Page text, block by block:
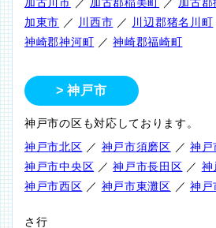
加東市 ／ 川西市 ／ 川辺郡猪名川町
神崎郡神河町 ／神崎郡福崎町
神戸市
神戸市の区も対応しております。
神戸市北区 ／ 神戸市須磨区 ／ 神戸
神戸市中央区 ／神戸市長田区 ／ 神
神戸市西区 ／ 神戸市東灘区 ／ 神戸
さ行